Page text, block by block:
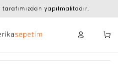
tarafımızdan yapılmaktadır.